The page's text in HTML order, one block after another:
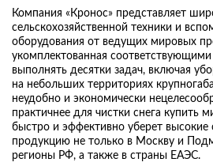
Компания «Кронос» представляет
сельскохозяйственной техники и
оборудования от ведущих мировых
укомплектованная соответствующими
выполнять десятки задач, включая
на небольших территориях
неудобно и экономически
практичнее для чистки снега купить
быстро и эффективно уберет
продукцию не только в Москву и
регионы РФ, а также в страны ЕАЭС.